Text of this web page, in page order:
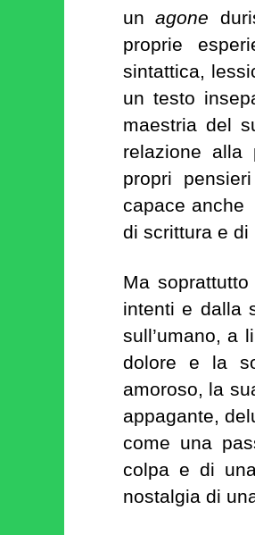
unagone
proprie
sintattica,
un testo
maestria del
relazione alla
propri
capace anche
di scrittura e di
Ma
intenti e dalla
sull’umano, a
dolore e la
amoroso, la
appagante,
come una
colpa e di
nostalgia di